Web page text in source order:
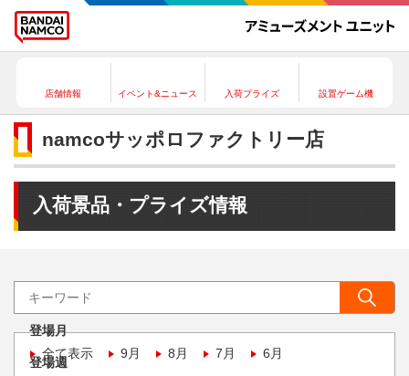
店舗情報 イベント&ニュース 入荷プライズ 設置ゲーム機
namcoサッポロファクトリー店
入荷景品・プライズ情報
登場月
全て表示
9月 8月 7月 6月
登場週